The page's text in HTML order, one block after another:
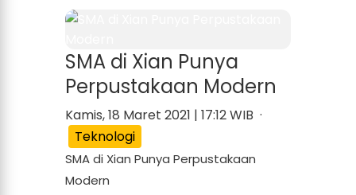
SMA di Xian Punya
Perpustakaan Modern
Kamis, 18 Maret 2021 | 17:12 WIB ·
Teknologi
SMA di Xian Punya Perpustakaan
Modern